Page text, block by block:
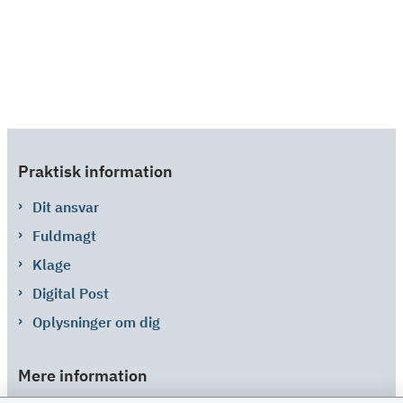
Praktisk information
Dit ansvar
Fuldmagt
Klage
Digital Post
Oplysninger om dig
Mere information